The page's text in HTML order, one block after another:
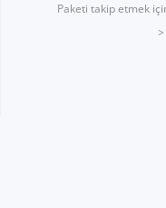
Paketi takip etmek